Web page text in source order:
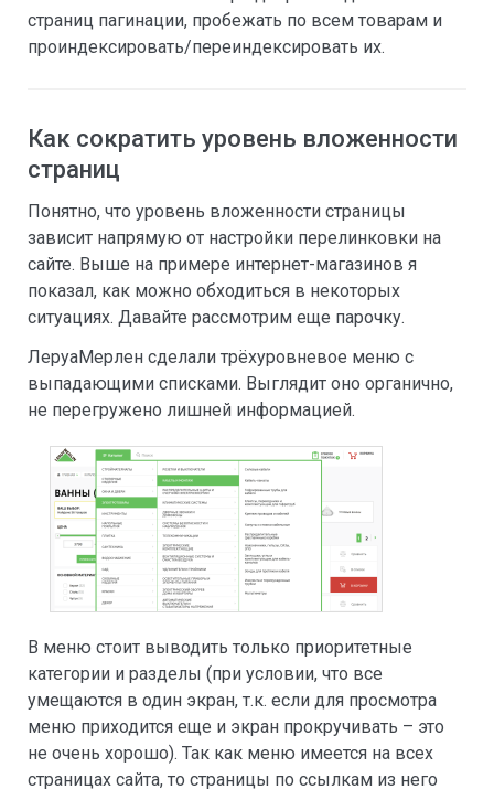
страниц пагинации, пробежать по всем товарам и
проиндексировать/переиндексировать их.
Как сократить уровень вложенности
страниц
Понятно, что уровень вложенности страницы
зависит напрямую от настройки перелинковки на
сайте. Выше на примере интернет-магазинов я
показал, как можно обходиться в некоторых
ситуациях. Давайте рассмотрим еще парочку.
ЛеруаМерлен сделали трёхуровневое меню с
выпадающими списками. Выглядит оно органично,
не перегружено лишней информацией.
В меню стоит выводить только приоритетные
категории и разделы (при условии, что все
умещаются в один экран, т.к. если для просмотра
меню приходится еще и экран прокручивать – это
не очень хорошо). Так как меню имеется на всех
страницах сайта, то страницы по ссылкам из него